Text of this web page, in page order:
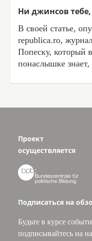
Ни джинсов
В своей статье,
republica.ro,
Попеску, который
понаслышке знает,
Проект
осуществляется

Подписаться на
Будьте в курсе
подписывайтесь на